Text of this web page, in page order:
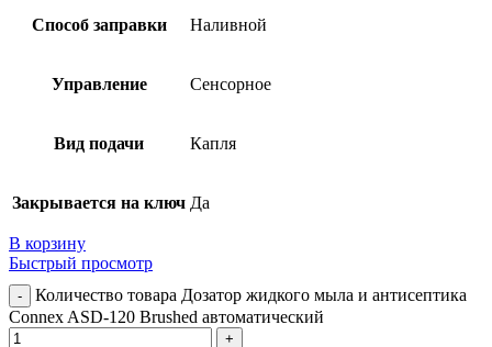
Способ заправки Наливной
Управление Сенсорное
Вид подачи Капля
Закрывается на ключ Да
В корзину
Быстрый просмотр
Количество товара Дозатор жидкого мыла и антисептика
Connex ASD-120 Brushed автоматический